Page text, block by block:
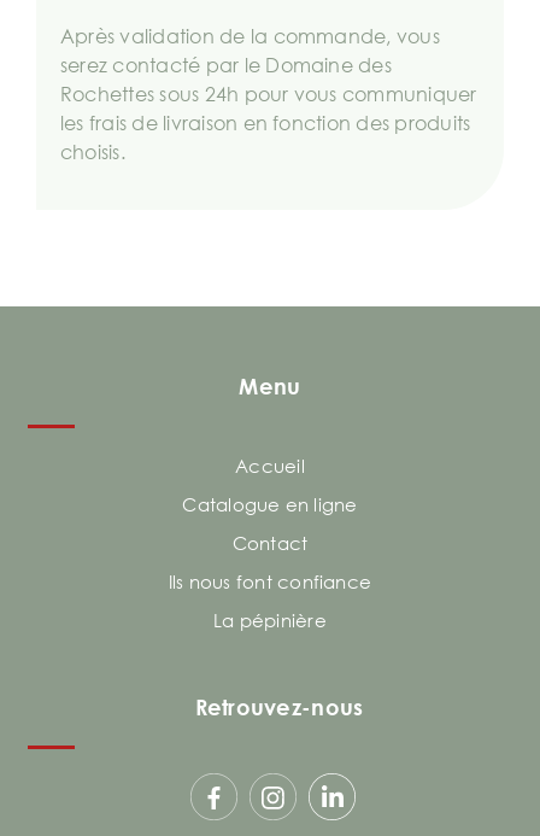
Après validation de la commande, vous
serez contacté par le Domaine des
Rochettes sous 24h pour vous communiquer
les frais de livraison en fonction des produits
choisis.
Menu
Accueil
Catalogue en ligne
Contact
Ils nous font confiance
La pépinière
Retrouvez-nous